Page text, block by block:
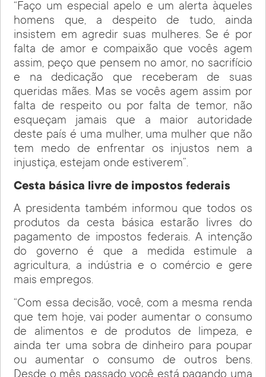
“Faço um especial apelo e um alerta àqueles
homens que, a despeito de tudo, ainda
insistem em agredir suas mulheres. Se é por
falta de amor e compaixão que vocês agem
assim, peço que pensem no amor, no sacrifício
e na dedicação que receberam de suas
queridas mães. Mas se vocês agem assim por
falta de respeito ou por falta de temor, não
esqueçam jamais que a maior autoridade
deste país é uma mulher, uma mulher que não
tem medo de enfrentar os injustos nem a
injustiça, estejam onde estiverem”.
Cesta básica livre de impostos federais
A presidenta também informou que todos os
produtos da cesta básica estarão livres do
pagamento de impostos federais. A intenção
do governo é que a medida estimule a
agricultura, a indústria e o comércio e gere
mais empregos.
“Com essa decisão, você, com a mesma renda
que tem hoje, vai poder aumentar o consumo
de alimentos e de produtos de limpeza, e
ainda ter uma sobra de dinheiro para poupar
ou aumentar o consumo de outros bens.